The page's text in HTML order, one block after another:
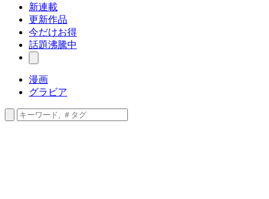
新連載
更新作品
今だけお得
話題沸騰中
漫画
グラビア